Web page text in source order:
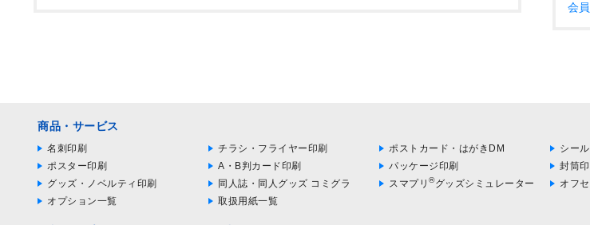
会
商品・サービス
名刺印刷 チラシ・フライヤー印刷 ポストカード・はがきDM シー
ポスター印刷
A・B判カード印刷 パッケージ印刷 封筒
グッズ・ノベルティ印刷
同人誌・同人グッズ コミグラ スマプリ ®グッズシミュレーター オフ
オプション一覧
取扱用紙一覧